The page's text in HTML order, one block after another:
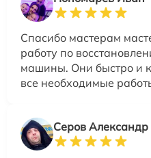
Спасибо мастерам
работу по
машины. Они быстро и
все необходимые
Серов Александр